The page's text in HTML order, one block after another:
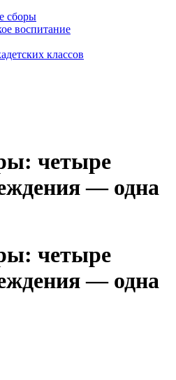
сборы
воспитание
классов
четыре
— одна
четыре
— одна